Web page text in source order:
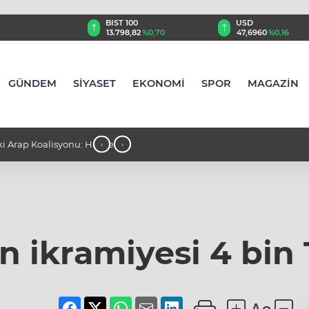
BIST 100
13.798,82%0,70
USD
47,6960%0,16
GÜNDEM SİYASET EKONOMİ SPOR MAGAZİN
Husilerin ‹ ›
ikramiyesi 4 bin